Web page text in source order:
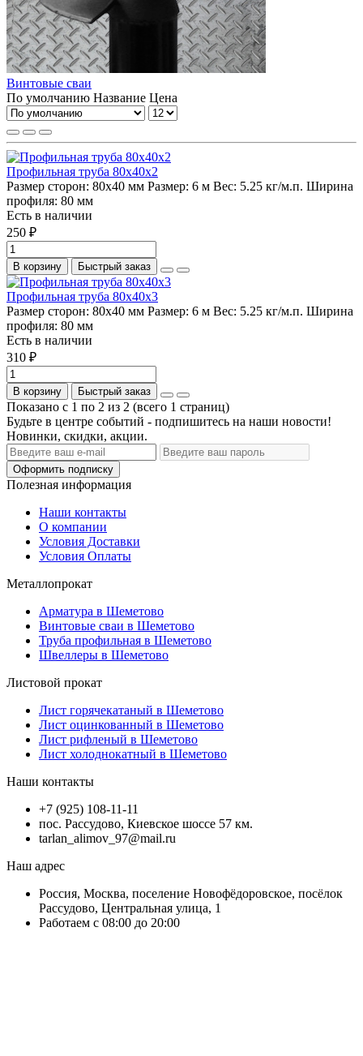
Винтовые сваи
По умолчанию Название Цена
Профильная труба 80х40х2
Размер сторон: 80х40 мм Размер: 6 м Вес: 5.25 кг/м.п. Ширина
профиля: 80 мм
Есть в наличии
250 ₽
В корзину Быстрый заказ
Профильная труба 80х40х3
Размер сторон: 80х40 мм Размер: 6 м Вес: 5.25 кг/м.п. Ширина
профиля: 80 мм
Есть в наличии
310 ₽
В корзину Быстрый заказ
Показано с 1 по 2 из 2 (всего 1 страниц)
Будьте в центре событий - подпишитесь на наши новости!
Новинки, скидки, акции.
Оформить подписку
Полезная информация
Наши контакты
О компании
Условия Доставки
Условия Оплаты
Металлопрокат
Арматура в Шеметово
Винтовые сваи в Шеметово
Труба профильная в Шеметово
Швеллеры в Шеметово
Листовой прокат
Лист горячекатаный в Шеметово
Лист оцинкованный в Шеметово
Лист рифленый в Шеметово
Лист холоднокатный в Шеметово
Наши контакты
+7 (925) 108-11-11
пос. Рассудово, Киевское шоссе 57 км.
tarlan_alimov_97@mail.ru
Наш адрес
Россия, Москва, поселение Новофёдоровское, посёлок
Рассудово, Центральная улица, 1
Работаем с 08:00 до 20:00